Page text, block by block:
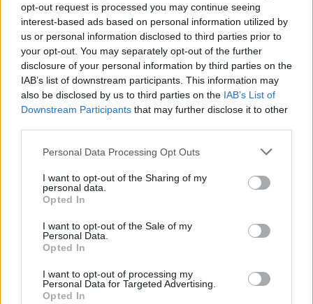
opt-out request is processed you may continue seeing
interest-based ads based on personal information utilized by
us or personal information disclosed to third parties prior to
your opt-out. You may separately opt-out of the further
disclosure of your personal information by third parties on the
IAB’s list of downstream participants. This information may
also be disclosed by us to third parties on the IAB’s List of
Downstream Participants that may further disclose it to other
Please note that this website/app uses one or more Google
not limited to your visit or usage behaviour. You may click to
grant or deny consent to Google and its third-party tags to
use your data for below specified purposes in below Google
consent section.
Personal Data Processing Opt Outs
I want to opt-out of the Sharing of my
personal data.
Opted In
I want to opt-out of the Sale of my
Personal Data.
Opted In
I want to opt-out of processing my
Personal Data for Targeted Advertising.
Opted In
Játszóteret neveznek el MCA-ről
Frontrecorder• 2013. május 02.
Ha minden igaz, péntektől Adam Yauch, azaz MCA
nevét viseli egy játszótér Brooklynban. A Beastie
Boys alapító rappere 47 éves korában, tavaly május
4-én hunyt el. A jómódú Brooklyn Heights